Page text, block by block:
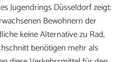
Jugendrings Düsseldorf zeigt:
Bewohnern der
keine Alternative zu Rad,
benötigen mehr als